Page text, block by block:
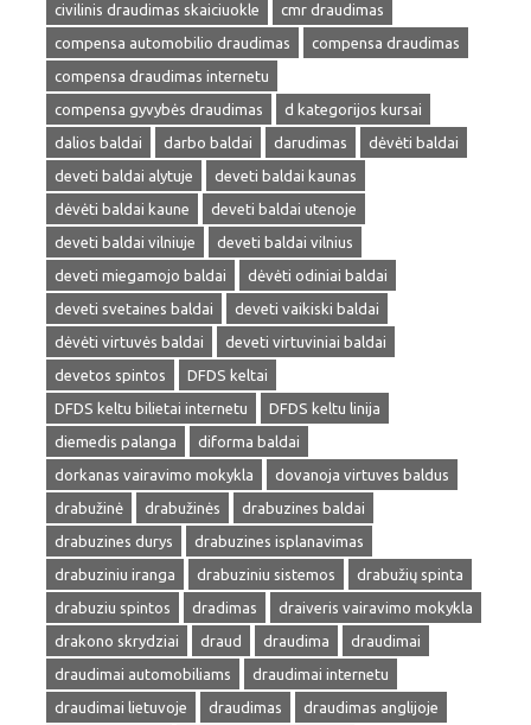
civilinis draudimas skaiciuokle
cmr draudimas
compensa automobilio draudimas
compensa draudimas
compensa draudimas internetu
compensa gyvybės draudimas
d kategorijos kursai
dalios baldai
darbo baldai darudimas
dėvėti baldai
deveti baldai alytuje
deveti baldai kaunas
dėvėti baldai kaune
deveti baldai utenoje
deveti baldai vilniuje
deveti baldai vilnius
deveti miegamojo baldai
dėvėti odiniai baldai
deveti svetaines baldai
deveti vaikiski baldai
dėvėti virtuvės baldai
deveti virtuviniai baldai
devetos spintos
DFDS keltai
DFDS keltu bilietai internetu
DFDS keltu linija
diemedis palanga
diforma baldai
dorkanas vairavimo mokykla
dovanoja virtuves baldus
drabužinė
drabužinės
drabuzines baldai
drabuzines durys
drabuzines isplanavimas
drabuziniu iranga
drabuziniu sistemos
drabužių spinta
drabuziu spintos
dradimas
draiveris vairavimo mokykla
drakono skrydziai
draud draudima
draudimai
draudimai automobiliams
draudimai internetu
draudimai lietuvoje
draudimas
draudimas anglijoje